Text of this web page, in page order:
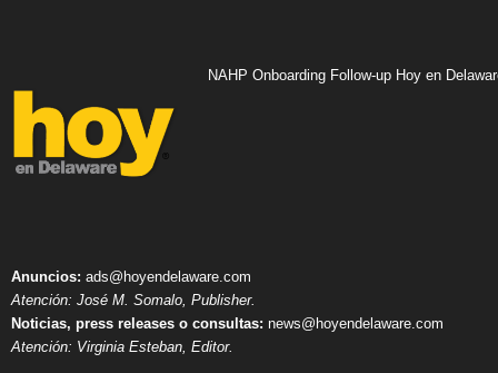
NAHP Onboarding Follow-up Hoy en
Anuncios: ads@hoyendelaware.com
Atención: José M. Somalo, Publisher.
Noticias, press releases o consultas: news@hoyendelaware.com
Atención: Virginia Esteban, Editor.